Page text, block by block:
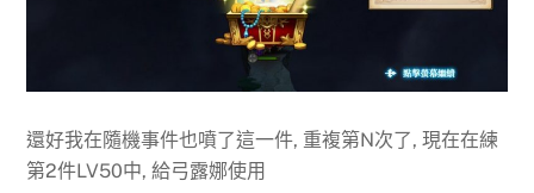
還好我在隨機事件也噴了這一件, 重複第N次了, 現在在練
第2件LV50中, 給弓露娜使用